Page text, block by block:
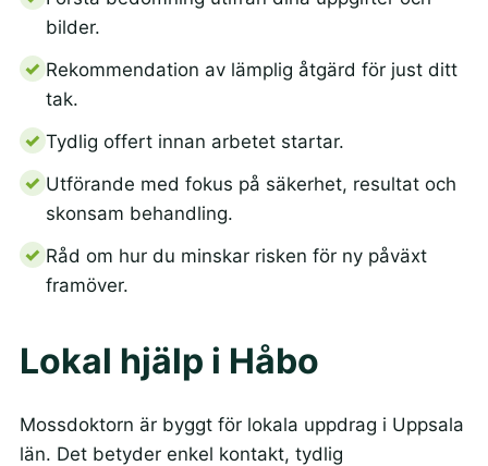
bilder.
Rekommendation av lämplig åtgärd för just ditt
tak.
Tydlig offert innan arbetet startar.
Utförande med fokus på säkerhet, resultat och
skonsam behandling.
Råd om hur du minskar risken för ny påväxt
framöver.
Lokal hjälp i Håbo
Mossdoktorn är byggt för lokala uppdrag i Uppsala
län. Det betyder enkel kontakt, tydlig